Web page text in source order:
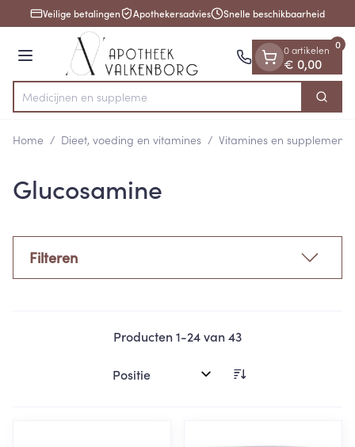
Ga naar de inhoud
1 van 1Veilige betalingen Apothekersadvies Snelle beschikbaarheid
Menu
Product, merk, categorie...
Med Zoek
0 artikelen
€ 0,00
0
Home / Dieet, voeding en vitamines / Vitamines en
Glucosamine
Filteren
Producten1-24van43
Sorteer op: